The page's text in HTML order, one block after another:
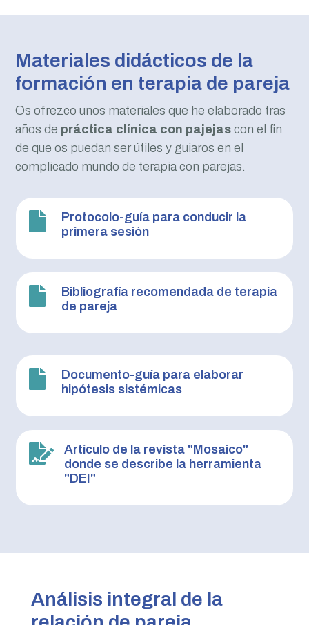
Materiales didácticos de la
formación en terapia de pareja
Os ofrezco unos materiales que he elaborado tras
años de práctica clínica con pajejas con el fin
de que os puedan ser útiles y guiaros en el
complicado mundo de terapia con parejas.

Protocolo-guía para conducir la
primera sesión

Bibliografía recomendada de terapia
de pareja

Documento-guía para elaborar
hipótesis sistémicas

Artículo de la revista "Mosaico"
donde se describe la herramienta
"DEI"
Análisis integral de la